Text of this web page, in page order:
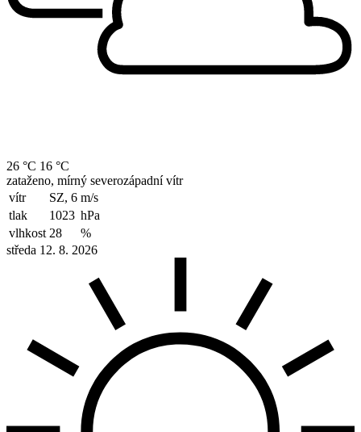
26 °C 16 °C
zataženo, mírný severozápadní vítr
vítr
SZ, 6 m/s
tlak
1023 hPa
vlhkost 28
%
středa 12. 8. 2026